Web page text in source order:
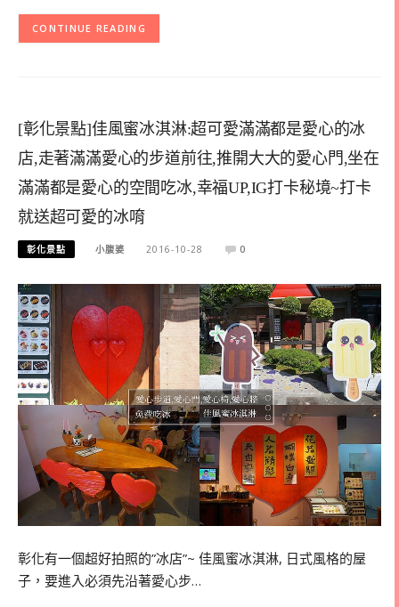
CONTINUE READING
[彰化景點]佳風蜜冰淇淋:超可愛滿滿都是愛心的冰
店,走著滿滿愛心的步道前往,推開大大的愛心門,坐在
滿滿都是愛心的空間吃冰,幸福UP,IG打卡秘境~打卡
就送超可愛的冰唷
彰化景點 小腹婆 2016-10-28 0
彰化有一個超好拍照的”冰店”~ 佳風蜜冰淇淋, 日式風格的屋
子，要進入必須先沿著愛心步…